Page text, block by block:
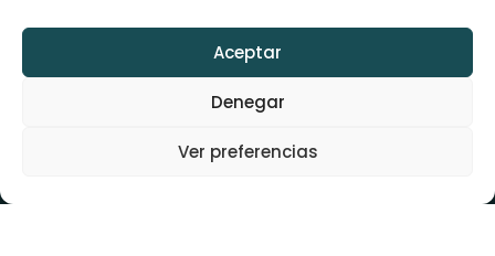
Aceptar
Denegar
Ver preferencias